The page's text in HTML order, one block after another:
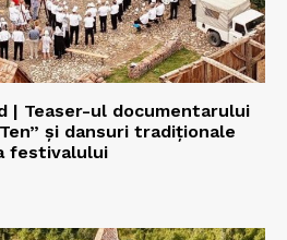
| Teaser-ul documentarului
şi dansuri tradiţionale
festivalului